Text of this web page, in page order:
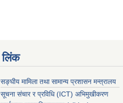
लिंक
सङ्घीय मामिला तथा सामान्य प्रशासन मन्त्रालय
सूचना संचार र प्रविधि (ICT) अभिमुखीकरण